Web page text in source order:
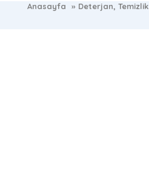
Anasayfa » Deterjan, Temizlik